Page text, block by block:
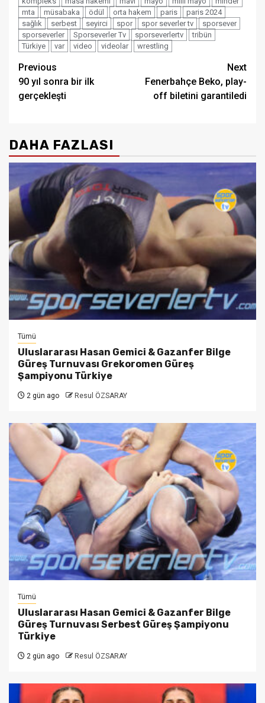
mta
müsabaka ödül orta hakem paris
paris 2024
sağlık
serbest seyirci spor spor severler tv
sporsever
sporseverler
Sporseverler Tv sporseverlertv
tribün
Türkiye
var video videolar wrestling
Post
navigation
Previous
90 yıl sonra bir ilk
gerçekleşti
Next
Fenerbahçe Beko, play-
off biletini garantiledi
DAHA FAZLASI
Tümü
Uluslararası Hasan Gemici & Gazanfer Bilge
Güreş Turnuvası Grekoromen Güreş
Şampiyonu Türkiye
2 gün ago Resul ÖZSARAY
Tümü
Uluslararası Hasan Gemici & Gazanfer Bilge
Güreş Turnuvası Serbest Güreş Şampiyonu
Türkiye
2 gün ago Resul ÖZSARAY